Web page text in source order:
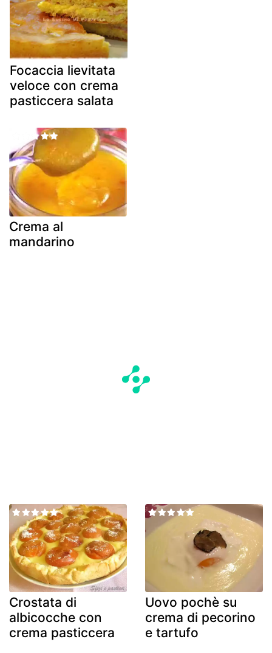
Focaccia lievitata
veloce con crema
pasticcera salata
Crema al
mandarino
Crostata di
albicocche con
crema pasticcera
Uovo pochè su
crema di pecorino
e tartufo